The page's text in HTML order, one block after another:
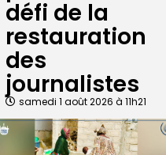
défi de la
restauration
des
journalistes
samedi 1 août 2026 à 11h21